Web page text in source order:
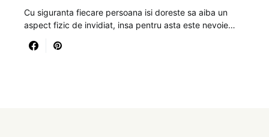
Cu siguranta fiecare persoana isi doreste sa aiba un
aspect fizic de invidiat, insa pentru asta este nevoie…